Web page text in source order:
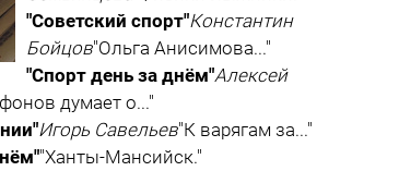
"Советский спорт"Константин
Бойцов"Ольга Анисимова..."
"Спорт день за днём"Алексей
думает о..."
Игорь Савельев"К варягам за..."
"Ханты-Мансийск."